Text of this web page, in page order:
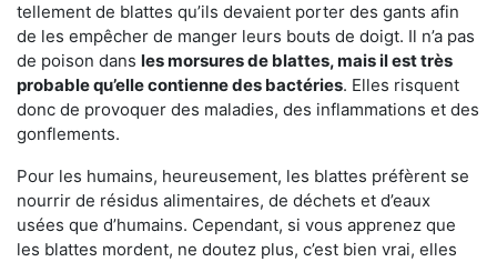
tellement de blattes qu’ils devaient porter des gants afin
de les empêcher de manger leurs bouts de doigt. Il n’a pas
de poison dans les morsures de blattes, mais il est très
probable qu’elle contienne des bactéries. Elles risquent
donc de provoquer des maladies, des inflammations et des
gonflements.
Pour les humains, heureusement, les blattes préfèrent se
nourrir de résidus alimentaires, de déchets et d’eaux
usées que d’humains. Cependant, si vous apprenez que
les blattes mordent, ne doutez plus, c’est bien vrai, elles